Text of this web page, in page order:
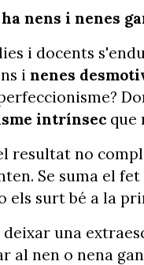
nens i nenes
i docents
i nenes
intrínsec que
resultat no
Se suma el
els surt bé a la
una
al nen o nena